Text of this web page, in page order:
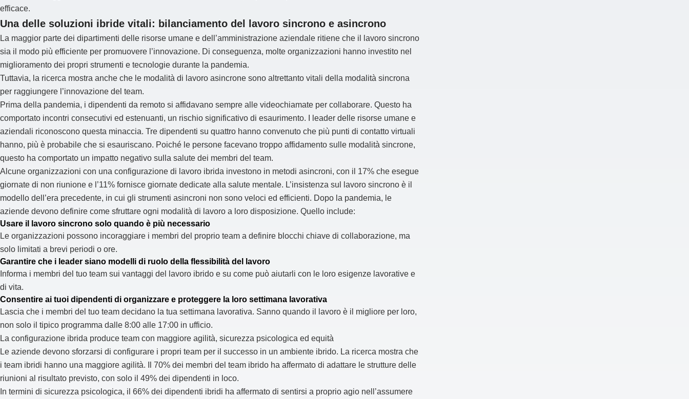
efficace.
Una delle soluzioni ibride vitali: bilanciamento del lavoro sincrono e asincrono
La maggior parte dei dipartimenti delle risorse umane e dell’amministrazione aziendale ritiene che il lavoro sincrono
sia il modo più efficiente per promuovere l’innovazione. Di conseguenza, molte organizzazioni hanno investito nel
miglioramento dei propri strumenti e tecnologie durante la pandemia.
Tuttavia, la ricerca mostra anche che le modalità di lavoro asincrone sono altrettanto vitali della modalità sincrona
per raggiungere l’innovazione del team.
Prima della pandemia, i dipendenti da remoto si affidavano sempre alle videochiamate per collaborare. Questo ha
comportato incontri consecutivi ed estenuanti, un rischio significativo di esaurimento. I leader delle risorse umane e
aziendali riconoscono questa minaccia. Tre dipendenti su quattro hanno convenuto che più punti di contatto virtuali
hanno, più è probabile che si esauriscano. Poiché le persone facevano troppo affidamento sulle modalità sincrone,
questo ha comportato un impatto negativo sulla salute dei membri del team.
Alcune organizzazioni con una configurazione di lavoro ibrida investono in metodi asincroni, con il 17% che esegue
giornate di non riunione e l’11% fornisce giornate dedicate alla salute mentale. L’insistenza sul lavoro sincrono è il
modello dell’era precedente, in cui gli strumenti asincroni non sono veloci ed efficienti. Dopo la pandemia, le
aziende devono definire come sfruttare ogni modalità di lavoro a loro disposizione. Quello include:
Usare il lavoro sincrono solo quando è più necessario
Le organizzazioni possono incoraggiare i membri del proprio team a definire blocchi chiave di collaborazione, ma
solo limitati a brevi periodi o ore.
Garantire che i leader siano modelli di ruolo della flessibilità del lavoro
Informa i membri del tuo team sui vantaggi del lavoro ibrido e su come può aiutarli con le loro esigenze lavorative e
di vita.
Consentire ai tuoi dipendenti di organizzare e proteggere la loro settimana lavorativa
Lascia che i membri del tuo team decidano la tua settimana lavorativa. Sanno quando il lavoro è il migliore per loro,
non solo il tipico programma dalle 8:00 alle 17:00 in ufficio.
La configurazione ibrida produce team con maggiore agilità, sicurezza psicologica ed equità
Le aziende devono sforzarsi di configurare i propri team per il successo in un ambiente ibrido. La ricerca mostra che
i team ibridi hanno una maggiore agilità. Il 70% dei membri del team ibrido ha affermato di adattare le strutture delle
riunioni al risultato previsto, con solo il 49% dei dipendenti in loco.
In termini di sicurezza psicologica, il 66% dei dipendenti ibridi ha affermato di sentirsi a proprio agio nell’assumere